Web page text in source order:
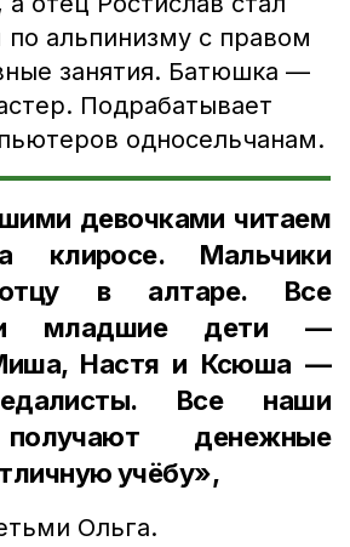
по альпинизму с правом
занятия. Батюшка —
Подрабатывает
односельчанам.
девочками читаем
Мальчики
в алтаре. Все
и младшие дети —
Настя и Ксюша —
Все наши
денежные
учёбу»,
Ольга.